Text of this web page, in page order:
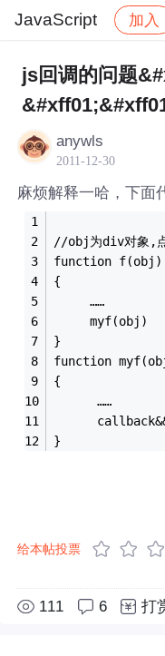
JavaScript 加入
社区 JavaScript
js回调的问题
anywls
2011-12-30
麻烦解释一哈，下面
//obj为div对象,
function f(obj)
{
     ……
     myf(obj)
}
function
{
      ……
}
给本帖投票
111 6 打